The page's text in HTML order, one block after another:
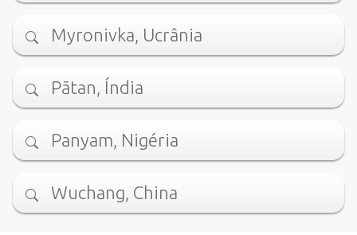
Myronivka, Ucrânia
Pātan, Índia
Panyam, Nigéria
Wuchang, China